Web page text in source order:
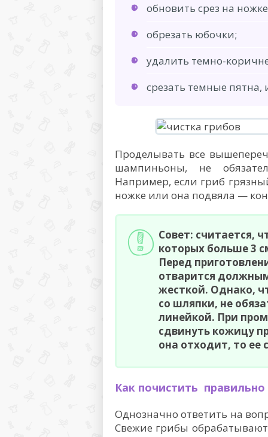
обновить срез на
обрезать юбочки;
удалить темно-
срезать темные
Проделывать все
шампиньоны, не
Например, если гриб
ножке или она подвяла —
Совет: считается,
которых больше 3
Перед
отварится
жесткой. Однако,
со шляпки, не
линейкой. При
сдвинуть кожицу
она отходит, то ее
Как почистить правильно
Однозначно ответить на
Свежие грибы